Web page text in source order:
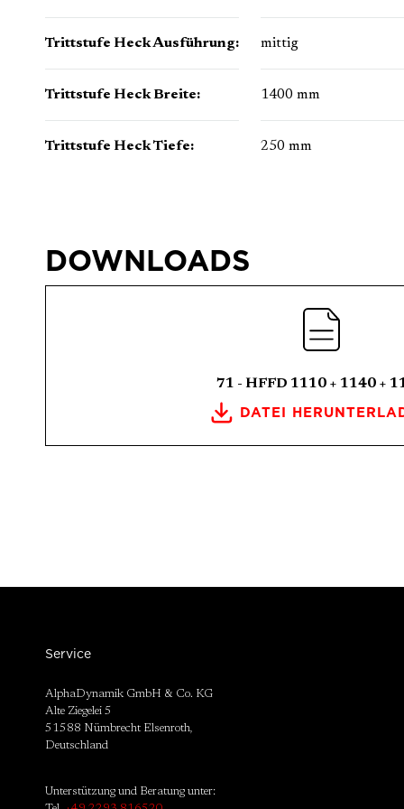
Trittstufe Heck Ausführung: mittig
Trittstufe Heck Breite: 1400 mm
Trittstufe Heck Tiefe: 250 mm
DOWNLOADS
71 - HFFD 1110 + 1140 +
DATEI
Service
AlphaDynamik GmbH & Co. KG
Alte Ziegelei 5
51588 Nümbrecht Elsenroth,
Deutschland
Unterstützung und Beratung unter: